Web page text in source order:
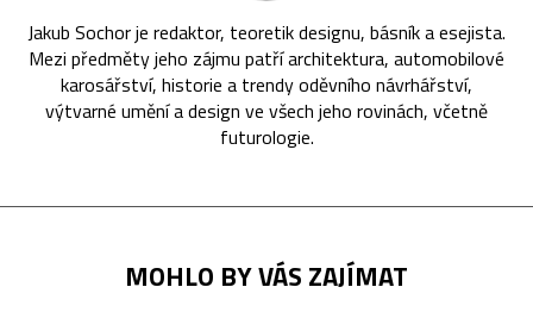
Jakub Sochor je redaktor, teoretik designu, básník a esejista.
Mezi předměty jeho zájmu patří architektura, automobilové
karosářství, historie a trendy oděvního návrhářství,
výtvarné umění a design ve všech jeho rovinách, včetně
futurologie.
MOHLO BY VÁS ZAJÍMAT